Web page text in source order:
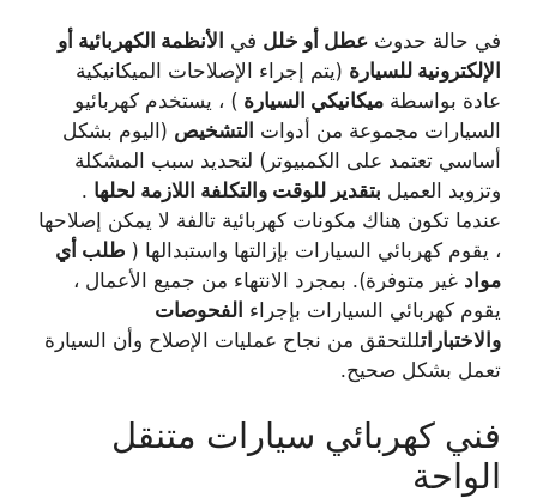
في حالة حدوث عطل أو خلل في الأنظمة الكهربائية أو
الإلكترونية للسيارة (يتم إجراء الإصلاحات الميكانيكية
عادة بواسطة ميكانيكي السيارة ) ، يستخدم كهربائيو
السيارات مجموعة من أدوات التشخيص (اليوم بشكل
أساسي تعتمد على الكمبيوتر) لتحديد سبب المشكلة
وتزويد العميل بتقدير للوقت والتكلفة اللازمة لحلها .
عندما تكون هناك مكونات كهربائية تالفة لا يمكن إصلاحها
، يقوم كهربائي السيارات بإزالتها واستبدالها ( طلب أي
مواد غير متوفرة). بمجرد الانتهاء من جميع الأعمال ،
يقوم كهربائي السيارات بإجراء الفحوصات
والاختباراتللتحقق من نجاح عمليات الإصلاح وأن السيارة
تعمل بشكل صحيح.
فني كهربائي سيارات متنقل
الواحة